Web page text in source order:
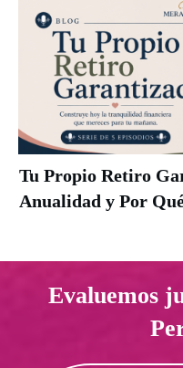
Tu Propio Retiro
Anualidad y Por
Evaluemos